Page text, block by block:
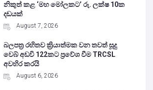
නිකුත් කළ ‘මහ මෝලකට’ රු. ලක්ෂ 10ක
දඩයක්
August 7, 2026
බලපත්‍ර රහිතව ක්‍රියාත්මක වන තවත් සූදු
වෙබ් අඩවි 122කට ප්‍රවේශ වීම TRCSL
අවහිර කරයි
August 6, 2026